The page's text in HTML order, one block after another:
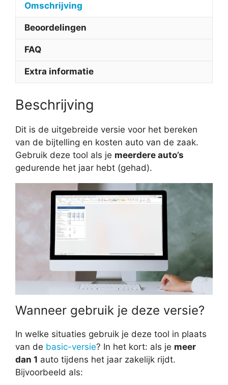
Omschrijving
Beoordelingen
FAQ
Extra informatie
Beschrijving
Dit is de uitgebreide versie voor het bereken
van de bijtelling en kosten auto van de zaak.
Gebruik deze tool als je meerdere auto’s
gedurende het jaar hebt (gehad).
Wanneer gebruik je deze versie?
In welke situaties gebruik je deze tool in plaats
van de basic-versie? In het kort: als je meer
dan 1 auto tijdens het jaar zakelijk rijdt.
Bijvoorbeeld als: